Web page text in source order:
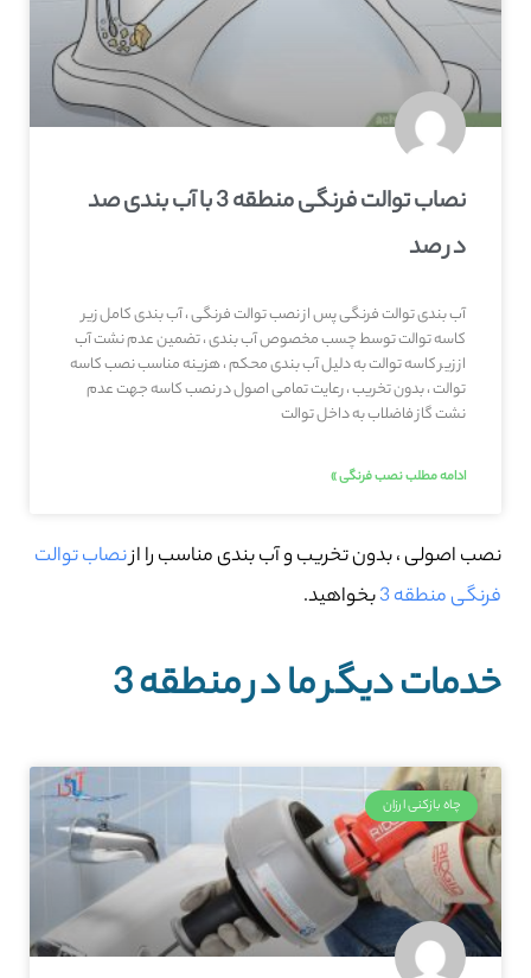
نصاب توالت فرنگی منطقه 3 با آب بندی صد
در صد
آب بندی توالت فرنگی پس از نصب توالت فرنگی ، آب بندی کامل زیر
کاسه توالت توسط چسب مخصوص آب بندی ، تضمین عدم نشت آب
از زیر کاسه توالت به دلیل آب بندی محکم ، هزینه مناسب نصب کاسه
توالت ، بدون تخریب ، رعایت تمامی اصول در نصب کاسه جهت عدم
نشت گاز فاضلاب به داخل توالت
ادامه مطلب نصب فرنگی »
نصب اصولی ، بدون تخریب و آب بندی مناسب را ازنصاب توالت
فرنگی منطقه 3 بخواهید.
خدمات دیگر ما در منطقه 3
چاه بازکنی ارزان